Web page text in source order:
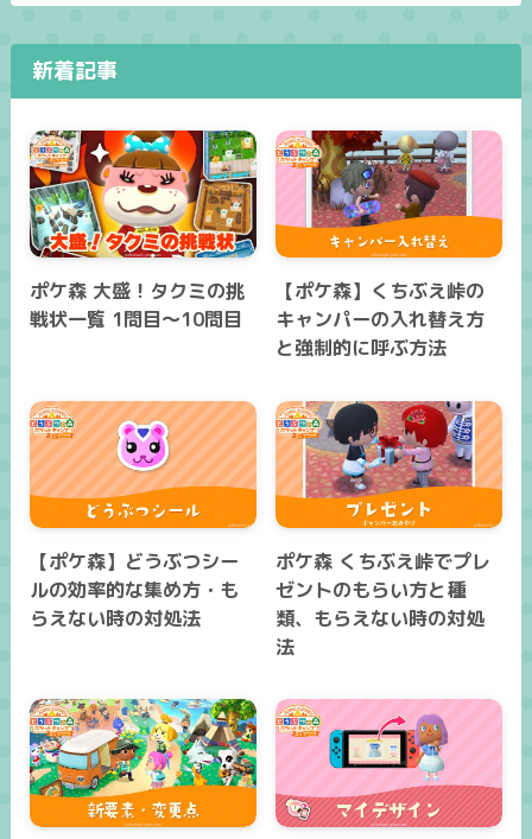
新着記事
ポケ森 大盛！タクミの挑
戦状一覧 1問目～10問目
【ポケ森】くちぶえ峠の
キャンパーの入れ替え方
と強制的に呼ぶ方法
【ポケ森】どうぶつシー
ルの効率的な集め方・も
らえない時の対処法
ポケ森 くちぶえ峠でプレ
ゼントのもらい方と種
類、もらえない時の対処
法